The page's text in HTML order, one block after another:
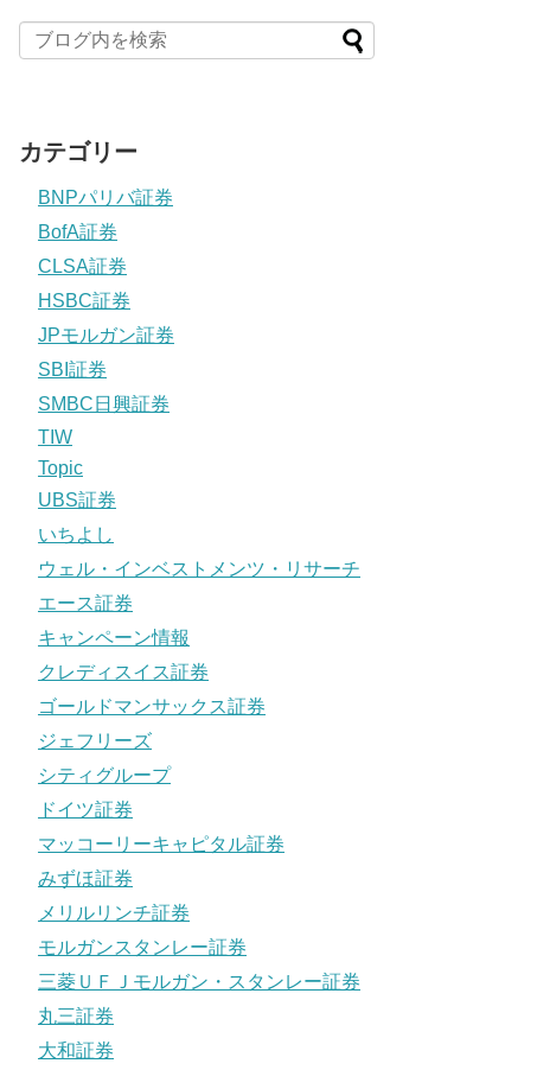
カテゴリー
BNPパリバ証券
BofA証券
CLSA証券
HSBC証券
JPモルガン証券
SBI証券
SMBC日興証券
TIW
Topic
UBS証券
いちよし
ウェル・インベストメンツ・リサーチ
エース証券
キャンペーン情報
クレディスイス証券
ゴールドマンサックス証券
ジェフリーズ
シティグループ
ドイツ証券
マッコーリーキャピタル証券
みずほ証券
メリルリンチ証券
モルガンスタンレー証券
三菱ＵＦＪモルガン・スタンレー証券
丸三証券
大和証券